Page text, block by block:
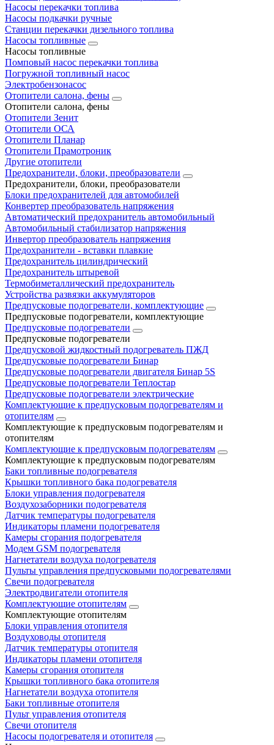
Насосы перекачки топлива
Насосы подкачки ручные
Станции перекачки дизельного топлива
Насосы топливные
Насосы топливные
Помповый насос перекачки топлива
Погружной топливный насос
Электробензонасос
Отопители салона, фены
Отопители салона, фены
Отопители Зенит
Отопители ОСА
Отопители Планар
Отопители Прамотроник
Другие отопители
Предохранители, блоки, преобразователи
Предохранители, блоки, преобразователи
Блоки предохранителей для автомобилей
Конвертер преобразователь напряжения
Автоматический предохранитель автомобильный
Автомобильный стабилизатор напряжения
Инвертор преобразователь напряжения
Предохранители - вставки плавкие
Предохранитель цилиндрический
Предохранитель штыревой
Термобиметаллический предохранитель
Устройства развязки аккумуляторов
Предпусковые подогреватели, комплектующие
Предпусковые подогреватели, комплектующие
Предпусковые подогреватели
Предпусковые подогреватели
Предпусковой жидкостный подогреватель ПЖД
Предпусковые подогреватели Бинар
Предпусковые подогреватели двигателя Бинар 5S
Предпусковые подогреватели Теплостар
Предпусковые подогреватели электрические
Комплектующие к предпусковым подогревателям и
отопителям
Комплектующие к предпусковым подогревателям и
отопителям
Комплектующие к предпусковым подогревателям
Комплектующие к предпусковым подогревателям
Баки топливные подогревателя
Крышки топливного бака подогревателя
Блоки управления подогревателя
Воздухозаборники подогревателя
Датчик температуры подогревателя
Индикаторы пламени подогревателя
Камеры сгорания подогревателя
Модем GSM подогревателя
Нагнетатели воздуха подогревателя
Пульты управления предпусковыми подогревателями
Свечи подогревателя
Электродвигатели отопителя
Комплектующие отопителям
Комплектующие отопителям
Блоки управления отопителя
Воздуховоды отопителя
Датчик температуры отопителя
Индикаторы пламени отопителя
Камеры сгорания отопителя
Крышки топливного бака отопителя
Нагнетатели воздуха отопителя
Баки топливные отопителя
Пульт управления отопителя
Свечи отопителя
Насосы подогревателя и отопителя